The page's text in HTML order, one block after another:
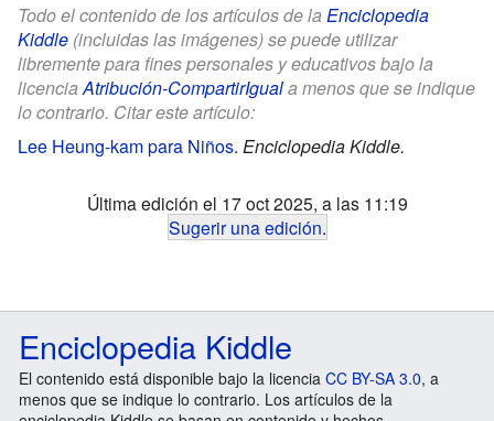
Todo el contenido de los artículos de la Enciclopedia
Kiddle (incluidas las imágenes) se puede utilizar
libremente para fines personales y educativos bajo la
licencia Atribución-CompartirIguala menos que se indique
lo contrario. Citar este artículo:
Lee Heung-kam para Niños. Enciclopedia Kiddle.
Última edición el 17 oct 2025, a las 11:19
Sugerir una edición.
Enciclopedia Kiddle
El contenido está disponible bajo la licencia CC BY-SA 3.0, a
menos que se indique lo contrario. Los artículos de la